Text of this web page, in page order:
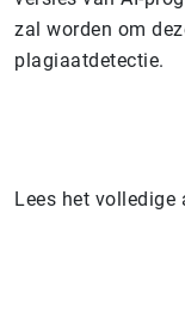
zal worden om
plagiaatdetectie.
Lees het volledige